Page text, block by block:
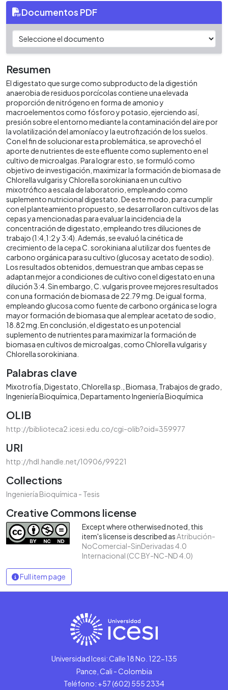
Documentos PDF
Resumen
El digestato que surge como subproducto de la digestión
anaerobia de residuos porcícolas contiene una elevada
proporción de nitrógeno en forma de amonio y
macroelementos como fósforo y potasio, ejerciendo así,
presión sobre el entorno mediante la contaminación del aire por
la volatilización del amoníaco y la eutrofización de los suelos.
Con el fin de solucionar esta problemática, se aprovechó el
aporte de nutrientes de este efluente como suplemento en el
cultivo de microalgas. Para lograr esto, se formuló como
objetivo de investigación, maximizar la formación de biomasa de
Chlorella vulgaris y Chlorella sorokiniana en un cultivo
mixotrófico a escala de laboratorio, empleando como
suplemento nutricional digestato. De este modo, para cumplir
con el planteamiento propuesto, se desarrollaron cultivos de las
cepas ya mencionadas para evaluar la incidencia de la
concentración de digestato, empleando tres diluciones de
trabajo (1:4,1:2 y 3:4). Además, se evaluó la cinética de
crecimiento de la cepa C. sorokiniana al utilizar dos fuentes de
carbono orgánica para su cultivo (glucosa y acetato de sodio).
Los resultados obtenidos, demuestran que ambas cepas se
adaptan mejor a condiciones de cultivo con el digestato en una
dilución 3:4. Sin embargo, C. vulgaris provee mejores resultados
con una formación de biomasa de 22.79 mg. De igual forma,
empleando glucosa como fuente de carbono orgánica se logra
mayor formación de biomasa que al emplear acetato de sodio,
18.82 mg. En conclusión, el digestato es un potencial
suplemento de nutrientes para maximizar la formación de
biomasa en cultivos de microalgas, como Chlorella vulgaris y
Chlorella sorokiniana.
Palabras clave
Mixotrofía Digestato Chlorella sp. Biomasa Trabajos de grado
Ingeniería Bioquímica Departamento Ingeniería Bioquímica
OLIB
http://biblioteca2.icesi.edu.co/cgi-olib?oid=359977
URI
http://hdl.handle.net/10906/99221
Collections
Ingeniería Bioquímica - Tesis
Creative Commons license
Except where otherwised noted, this
item's license is described asAtribución-
NoComercial-SinDerivadas 4.0
Internacional (CC BY-NC-ND 4.0)
Full item page
Universidad Icesi: Calle 18 No. 122-135
Pance, Cali - Colombia
Teléfono: +57 (602) 555 2334